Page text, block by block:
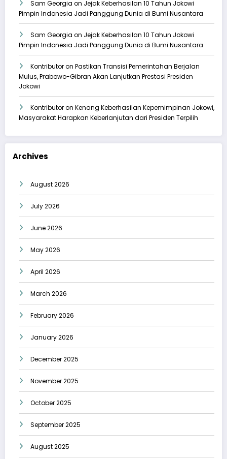
Sam Georgia on Jejak Keberhasilan 10 Tahun Jokowi
Pimpin Indonesia Jadi Panggung Dunia di Bumi Nusantara
Sam Georgia on Jejak Keberhasilan 10 Tahun Jokowi
Pimpin Indonesia Jadi Panggung Dunia di Bumi Nusantara
Kontributoron Pastikan Transisi Pemerintahan Berjalan
Mulus, Prabowo-Gibran Akan Lanjutkan Prestasi Presiden
Jokowi
Kontributoron Kenang Keberhasilan Kepemimpinan Jokowi,
Masyarakat Harapkan Keberlanjutan dari Presiden Terpilih
Archives
August 2026
July 2026
June 2026
May 2026
April 2026
March 2026
February 2026
January 2026
December 2025
November 2025
October 2025
September 2025
August 2025